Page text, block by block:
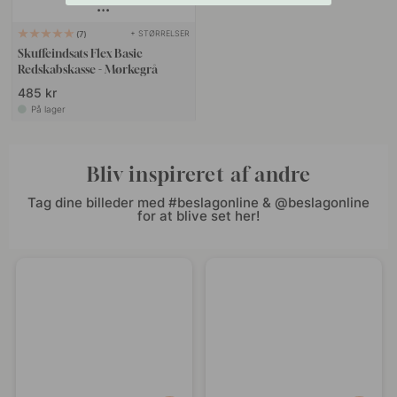
7 + STØRRELSER
Skuffeindsats Flex Basic
Redskabskasse - Mørkegrå
485 kr
På lager
Bliv inspireret af andre
Tag dine billeder med #beslagonline & @beslagonline
for at blive set her!